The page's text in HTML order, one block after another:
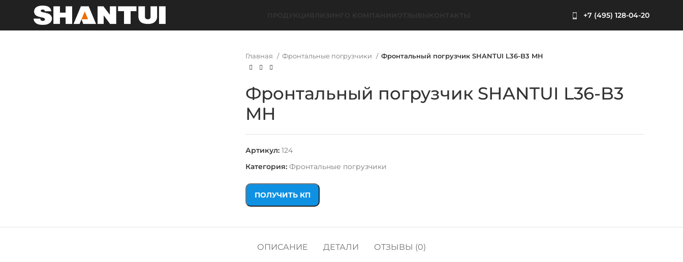
+7 (495) 128-04-20
Главная Фронтальные погрузчики Фронтальный погрузчик SHANTUI L36-B3 MH
Фронтальный погрузчик SHANTUI L36-B3
MH
Артикул:124
Категория: Фронтальные погрузчики
ПОЛУЧИТЬ КП
ОПИСАНИЕ ДЕТАЛИ ОТЗЫВЫ (0)